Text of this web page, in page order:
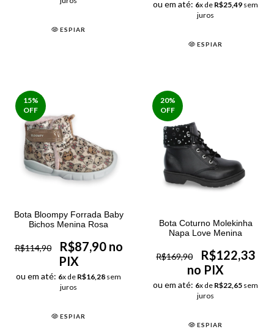
ESPIAR
ou em até: 6x de R$25,49 sem
juros
ESPIAR
15%
OFF
Bota Bloompy Forrada Baby
Bichos Menina Rosa
R$114,90
R$87,90 no
PIX
ou em até: 6x de R$16,28 sem
juros
ESPIAR
20%
OFF
Bota Coturno Molekinha
Napa Love Menina
R$169,90
R$122,33
no PIX
ou em até: 6x de R$22,65 sem
juros
ESPIAR